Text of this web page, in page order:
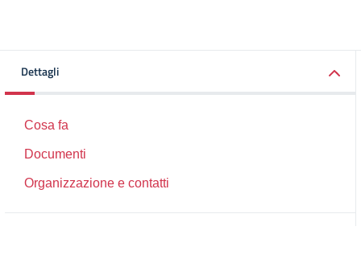
Dettagli
Cosa fa
Documenti
Organizzazione e contatti